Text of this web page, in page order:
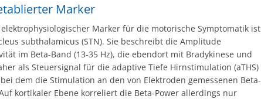
Marker
Marker für die motorische Symptomatik ist
subthalamicus (STN). Sie beschreibt die Amplitude
im Beta-Band (13-35 Hz), die ebendort mit Bradykinese und
als Steuersignal für die adaptive Tiefe Hirnstimulation (aTHS)
dem die Stimulation an den von Elektroden gemessenen Beta-
kortikaler Ebene korreliert die Beta-Power allerdings nur